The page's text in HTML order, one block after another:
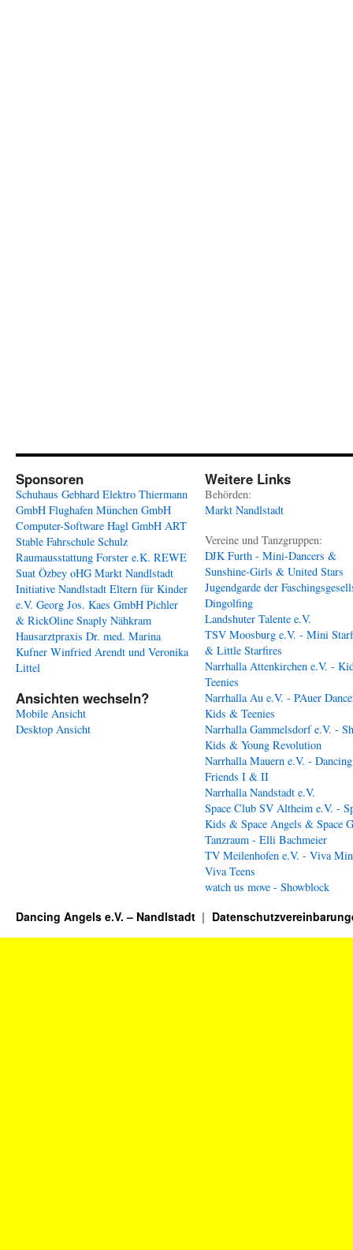
Sponsoren
Schuhaus Gebhard Elektro Thiermann
GmbH Flughafen München GmbH
Computer-Software Hagl GmbH ART
Stable Fahrschule Schulz
Raumausstattung Forster e.K. REWE
Suat Özbey oHG Markt Nandlstadt
Initiative Nandlstadt Eltern für Kinder
e.V. Georg Jos. Kaes GmbH Pichler
& RickOline Snaply Nähkram
Hausarztpraxis Dr. med. Marina
Kufner Winfried Arendt und Veronika
Littel
Ansichten wechseln?
Mobile Ansicht
Desktop Ansicht
Weitere Links
Behörden:
Markt Nandlstadt
Vereine und Tanzgruppen:
DJK Furth - Mini-Dancers &
Sunshine-Girls & United Stars
Jugendgarde der
Dingolfing
Landshuter Talente e.V.
TSV Moosburg e.V. - Mini
& Little Starfires
Narrhalla Attenkirchen e.V. -
Teenies
Narrhalla Au e.V. - PAuer
Kids & Teenies
Narrhalla Gammelsdorf e.V. -
Kids & Young Revolution
Narrhalla Mauern e.V. - Dancing
Friends I & II
Narrhalla Nandstadt e.V.
Space Club SV Altheim e.V. -
Kids & Space Angels & Space
Tanzraum - Elli Bachmeier
TV Meilenhofen e.V. - Viva
Viva Teens
watch us move - Showblock
Dancing Angels e.V. – Nandlstadt